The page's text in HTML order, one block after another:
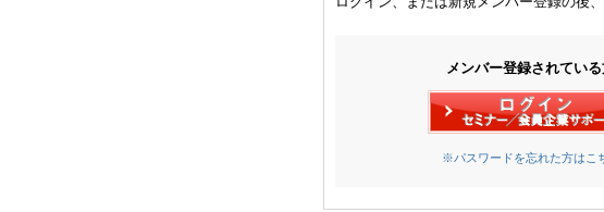
メンバー登録されてい
※パスワードを忘れた方はこ